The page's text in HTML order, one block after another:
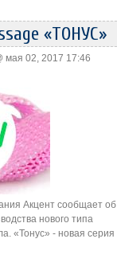
«ТОНУС»
мая 02, 2017 17:46
Акцент сообщает об
нового типа
«Тонус» - новая серия